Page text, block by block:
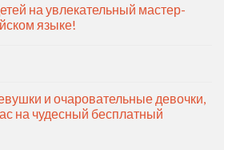
на увлекательный мастер-
языке!
и очаровательные девочки,
на чудесный бесплатный